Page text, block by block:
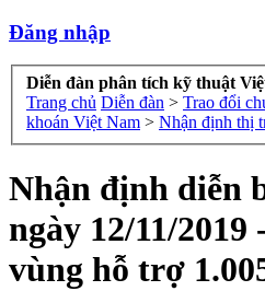
Đăng nhập
Diễn đàn phân tích kỹ thuật
Trang chủ Diễn đàn > Trao đổi
khoán Việt Nam > Nhận định thị
Nhận định diễn
ngày 12/11/
vùng hỗ trợ